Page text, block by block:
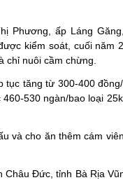
Phương, ấp Láng
kiểm soát, cuối năm
chỉ nuôi cầm chừng.
tăng từ 300-400
530 ngàn/bao loại
và cho ăn thêm cám
Đức, tỉnh Bà Rịa